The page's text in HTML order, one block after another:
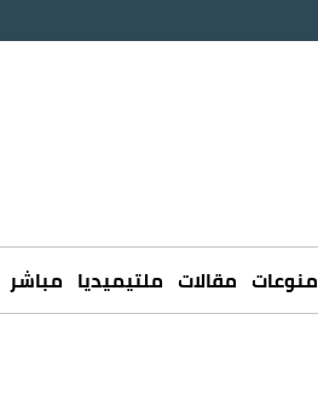
منوعات مقالات ملتيميديا مباشر